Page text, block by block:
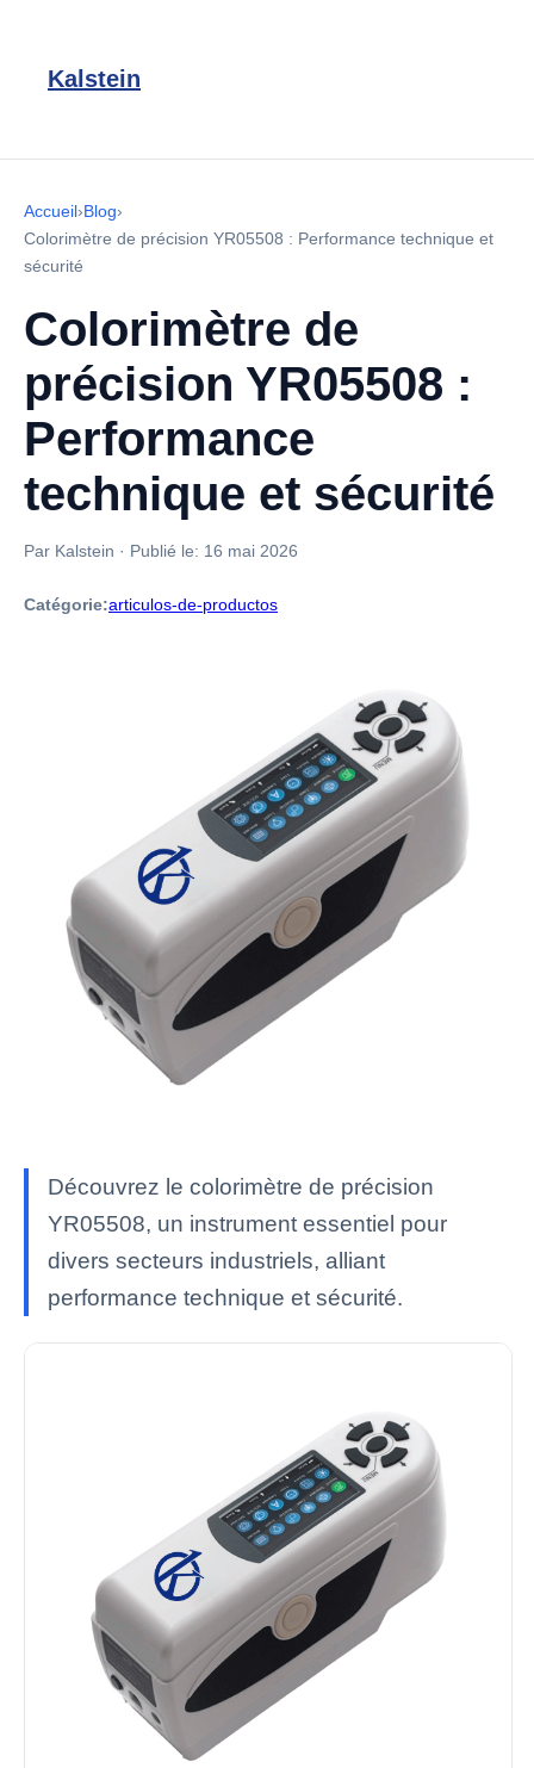
Kalstein
Accueil›Blog›
Colorimètre de précision YR05508 : Performance technique et
sécurité
Colorimètre de
précision YR05508 :
Performance
technique et sécurité
Par Kalstein · Publié le: 16 mai 2026
Catégorie:articulos-de-productos
Découvrez le colorimètre de précision
YR05508, un instrument essentiel pour
divers secteurs industriels, alliant
performance technique et sécurité.